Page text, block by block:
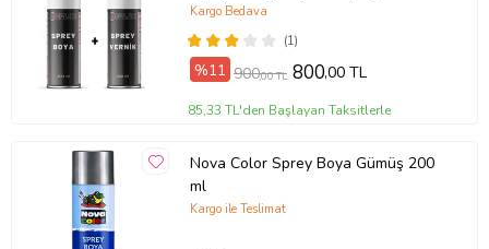
(1)
Kargo Bedava
%11 900,00 TL 800,00 TL
85,33 TL'den Başlayan Taksitlerle
Nova Color Sprey Boya Gümüş 200
ml
Kargo ile Teslimat